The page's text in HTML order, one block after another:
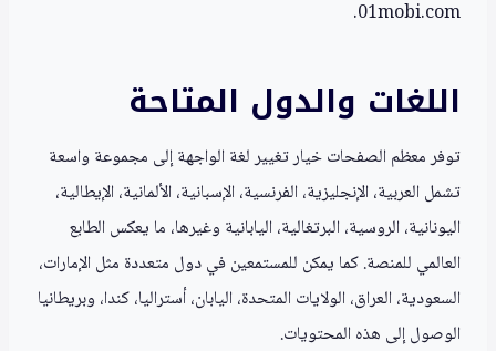
01mobi.com.
اللغات والدول المتاحة
توفر معظم الصفحات خيار تغيير لغة الواجهة إلى مجموعة واسعة
تشمل العربية، الإنجليزية، الفرنسية، الإسبانية، الألمانية، الإيطالية،
اليونانية، الروسية، البرتغالية، اليابانية وغيرها، ما يعكس الطابع
العالمي للمنصة. كما يمكن للمستمعين في دول متعددة مثل الإمارات،
السعودية، العراق، الولايات المتحدة، اليابان، أستراليا، كندا، وبريطانيا
الوصول إلى هذه المحتويات.